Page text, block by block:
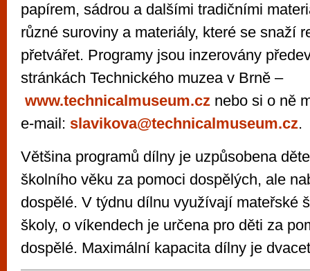
papírem, sádrou a dalšími tradičními
různé suroviny a materiály, které se snaží
přetvářet. Programy jsou inzerovány
stránkách Technického muzea v Brně –
www.technicalmuseum.cz nebo si o ně
e-mail: slavikova@technicalmuseum.cz.
Většina programů dílny je uzpůsobena
školního věku za pomoci dospělých, ale
dospělé. V týdnu dílnu využívají mateřské
školy, o víkendech je určena pro děti za
dospělé. Maximální kapacita dílny je